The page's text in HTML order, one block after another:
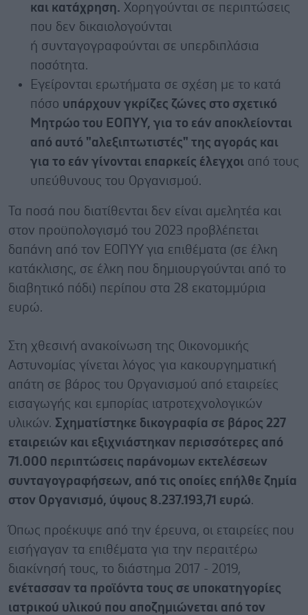
και κατάχρηση. Χορηγούνται σε περιπτώσεις
που δεν δικαιολογούνται
ή συνταγογραφούνται σε υπερδιπλάσια
ποσότητα.
Εγείρονται ερωτήματα σε σχέση με το κατά
πόσο υπάρχουν γκρίζες ζώνες στο σχετικό
Μητρώο του ΕΟΠΥΥ, για το εάν αποκλείονται
από αυτό "αλεξιπτωτιστές" της αγοράς και
για το εάν γίνονται επαρκείς έλεγχοι από τους
υπεύθυνους του Οργανισμού.
Τα ποσά που διατίθενται δεν είναι αμελητέα και
στον προϋπολογισμό του 2023 προβλέπεται
δαπάνη από τον ΕΟΠΥΥ για επιθέματα (σε έλκη
κατάκλισης, σε έλκη που δημιουργούνται από το
διαβητικό πόδι) περίπου στα 28 εκατομμύρια
ευρώ.
Στη χθεσινή ανακοίνωση της Οικονομικής
Αστυνομίας γίνεται λόγος για κακουργηματική
απάτη σε βάρος του Οργανισμού από εταιρείες
εισαγωγής και εμπορίας ιατροτεχνολογικών
υλικών. Σχηματίστηκε δικογραφία σε βάρος 227
εταιρειών και εξιχνιάστηκαν περισσότερες από
71.000 περιπτώσεις παράνομων εκτελέσεων
συνταγογραφήσεων, από τις οποίες επήλθε ζημία
στον Οργανισμό, ύψους 8.237.193,71 ευρώ.
Όπως προέκυψε από την έρευνα, οι εταιρείες που
εισήγαγαν τα επιθέματα για την περαιτέρω
διακίνησή τους, το διάστημα 2017 - 2019,
ενέτασσαν τα προϊόντα τους σε υποκατηγορίες
ιατρικού υλικού που αποζημιώνεται από τον